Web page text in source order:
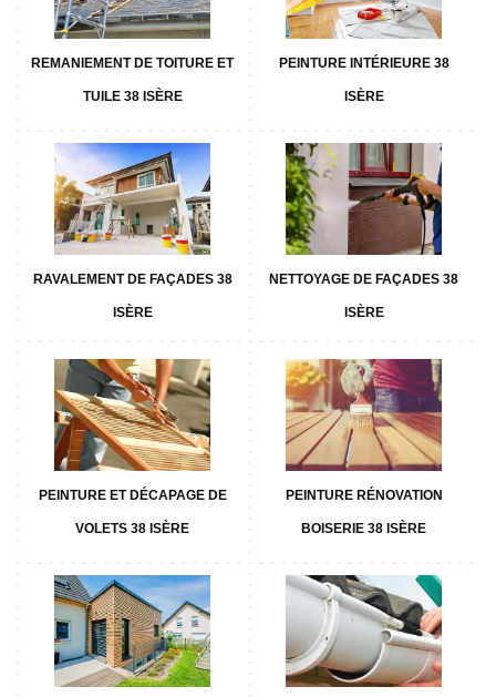
REMANIEMENT DE TOITURE ET
TUILE 38 ISÈRE
PEINTURE INTÉRIEURE 38
ISÈRE
RAVALEMENT DE FAÇADES 38
ISÈRE
NETTOYAGE DE FAÇADES 38
ISÈRE
PEINTURE ET DÉCAPAGE DE
VOLETS 38 ISÈRE
PEINTURE RÉNOVATION
BOISERIE 38 ISÈRE